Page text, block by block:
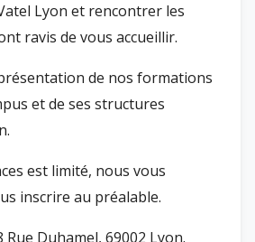
Lyon et rencontrer les
ravis de vous accueillir.
de nos formations
et de ses structures
est limité, nous vous
inscrire au préalable.
Rue Duhamel, 69002 Lyon.